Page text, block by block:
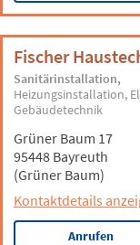
Fischer
Sanitärinstallation
Heizungsinstallation
Gebäudetechnik
Grüner Baum 17
95448 Bayreuth
(Grüner Baum)
Kontaktdetails
Anrufen